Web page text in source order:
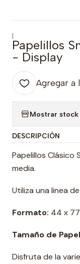
|
Papelillos
- Display
Agregar a
Mostrar
DESCRIPCIÓN
Papelillos Clásico
media.
Utiliza una linea
Formato: 44 x
Tamaño de
Disfruta de la